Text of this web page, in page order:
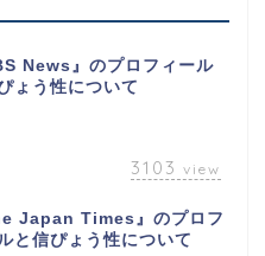
News』のプロフィール
ょう性について
3103 view
Japan Times』のプロフ
と信ぴょう性について